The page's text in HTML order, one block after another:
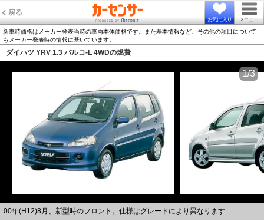
戻る
お気に入り メニュー
新車時価格はメーカー発表当時の車両本体価格です。また基本情報など、その他の項目について
もメーカー発表時の情報に基いています。
ダイハツ YRV 1.3 パルコ-L 4WDの燃費
00年(H12)8月、新型時のフロント。仕様はグレードにより異なります
1/3